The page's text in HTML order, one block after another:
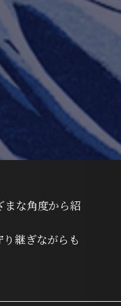
まな角度から紹
継ぎながらも